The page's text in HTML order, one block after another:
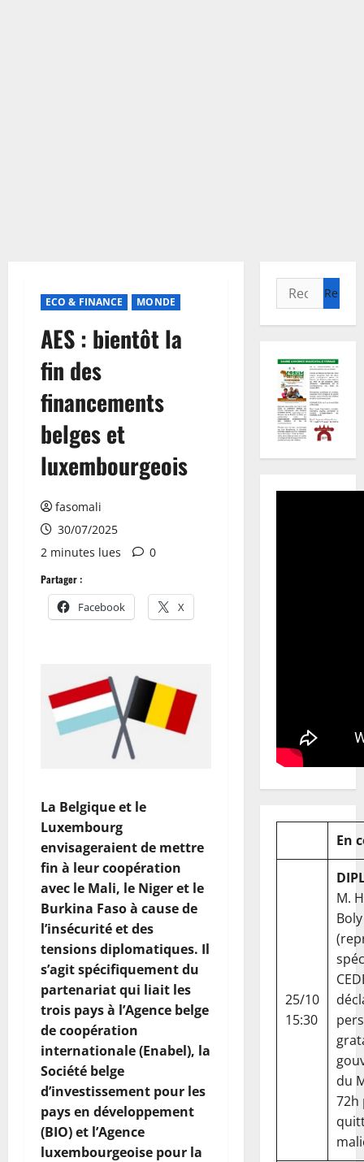
ECO & FINANCE MONDE
AES : bientôt la
fin des
financements
belges et
luxembourgeois
fasomali
30/07/2025
2 minutes lues
0
Partager :
Facebook X
La Belgique et le
Luxembourg
envisageraient de mettre
fin à leur coopération
avec le Mali, le Niger et le
Burkina Faso à cause de
l’insécurité et des
tensions diplomatiques. Il
s’agit spécifiquement du
partenariat qui liait les
trois pays à l’Agence belge
de coopération
internationale (Enabel), la
Société belge
d’investissement pour les
pays en développement
(BIO) et l’Agence
luxembourgeoise pour la
Rechercher :
En
25/10
15:30
M.
Boly
du
72h